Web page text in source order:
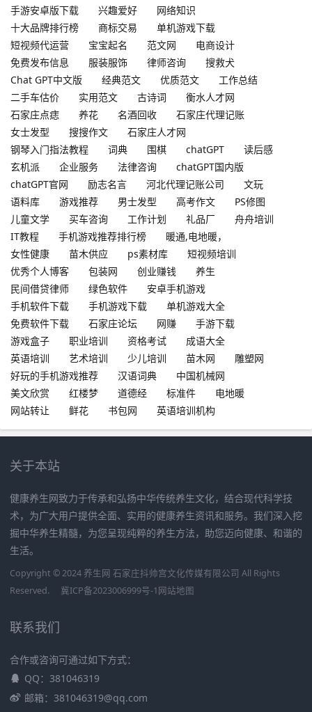
手游安卓版下载
兴趣爱好
网络知识
十大品牌排行榜
商标交易
单机游戏下载
短视频代运营
宝宝起名 范文网
电商设计
免费发布信息
服装服饰 律师咨询
搜救犬
Chat GPT中文版
经典范文 优质范文
工作总结
二手车估价
实用范文 古诗词
衡水人才网
石家庄点痣
养花 名酒回收
石家庄代理记账
女士发型
搜搜作文
石家庄人才网
钢琴入门指法教程
词典 围棋 chatGPT
读后感
玄机派
企业服务 法律咨询
chatGPT国内版
chatGPT官网
励志名言 河北代理记账公司
文玩
语料库
游戏推荐 男士发型 高考作文
PS修图
儿童文学
买车咨询 工作计划 礼品厂
舟舟培训
IT教程
手机游戏推荐排行榜
暖通,电地暖，
女性健康
苗木供应 ps素材库
短视频培训
优秀个人博客
包装网 创业赚钱
养生
民间借贷律师
绿色软件
安卓手机游戏
手机软件下载
手机游戏下载
单机游戏大全
免费软件下载
石家庄论坛 网赚
手游下载
游戏盒子
职业培训 资格考试
成语大全
英语培训
艺术培训 少儿培训 苗木网
雕塑网
好玩的手机游戏推荐
汉语词典
中国机械网
美文欣赏
红楼梦 道德经 标准件
电地暖
网站转让
鲜花 书包网 英语培训机构
关于本站
健康养生网致力于传承和弘扬中华传统养生文化，结合现代科学技
术，为广大用户提供全面、实用的健康养生资讯和服务。我们深入挖
掘中华养生精髓，为您呈现纯粹的养生方法，助您迈向健康、和谐的
生活。
Copyright © 2024 养生网 石家庄抖帅宫文化传媒有限公司 All Rights
Reserved.
冀ICP备2023006999号-1网站地图
联系我们
合作或咨询可通过如下方式：
QQ：381046319
邮箱：381046319@qq.com